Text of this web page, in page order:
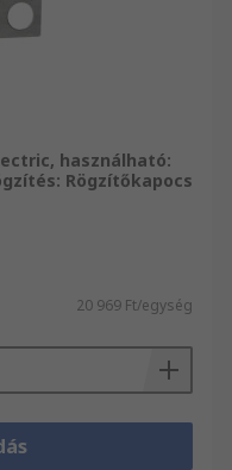
használható:
Rögzítőkapocs
20 969 Ft/egység